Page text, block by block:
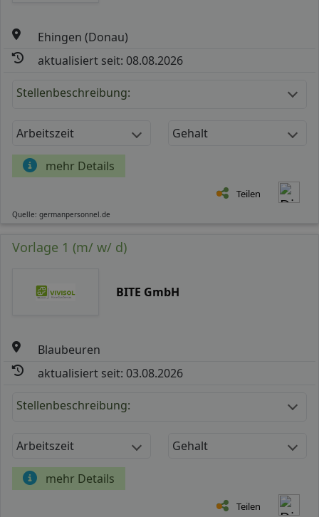
Ehingen (Donau)
aktualisiert seit: 08.08.2026
Stellenbeschreibung:
Arbeitszeit Gehalt
mehr Details
Teilen
Quelle: germanpersonnel.de
Vorlage 1 (m/ w/ d)
BITE GmbH
Blaubeuren
aktualisiert seit: 03.08.2026
Stellenbeschreibung:
Arbeitszeit Gehalt
mehr Details
Teilen